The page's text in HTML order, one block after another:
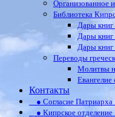
Организованное
Библиотека
Дары книг
Дары книг
Дары книг
Переводы
Молитвы
Контакты
● Согласие Патриарха
● Кипрское